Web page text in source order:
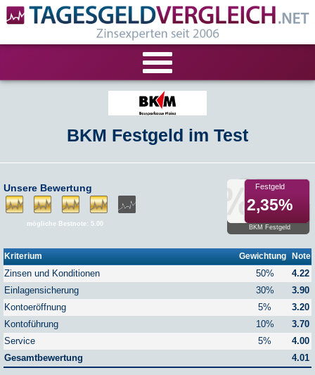
VERGLEICHE
Tagesgeld-Vergleich
Zinsvergleich
RECHNER
Festgeldrechner
Tagesgeld-Test
FIRMENANGEBOTE
Sparbriefe
Downloads
VERÖFFENTLICHUNGEN
Veröffentlichungen
ALLGEMEINES
BKM Festgeld im Test
Unsere Bewertung
mögliche Bestnote: 5.00
Festgeld
2,35%
BKM Festgeld
Kriterium Gewichtung Note
Zinsen und Konditionen 50%
4.22
Einlagensicherung
30%
3.90
Kontoeröffnung
5%
3.20
Kontoführung
10%
3.70
Service
5%
4.00
Gesamtbewertung
4.01